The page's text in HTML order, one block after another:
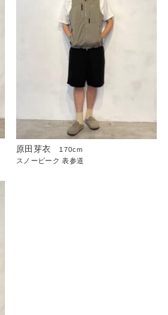
原田芽衣
170cm
スノーピーク 表参道